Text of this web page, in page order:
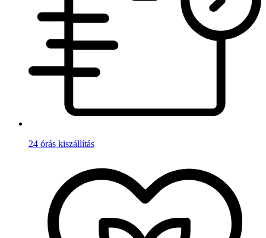
24 órás kiszállítás